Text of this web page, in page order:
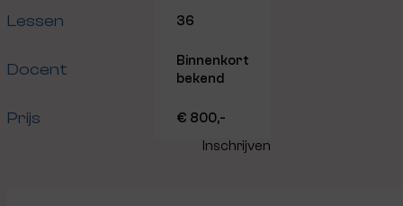
Lessen 36
Docent
Binnenkort
bekend
Prijs € 800,-
Inschrijven